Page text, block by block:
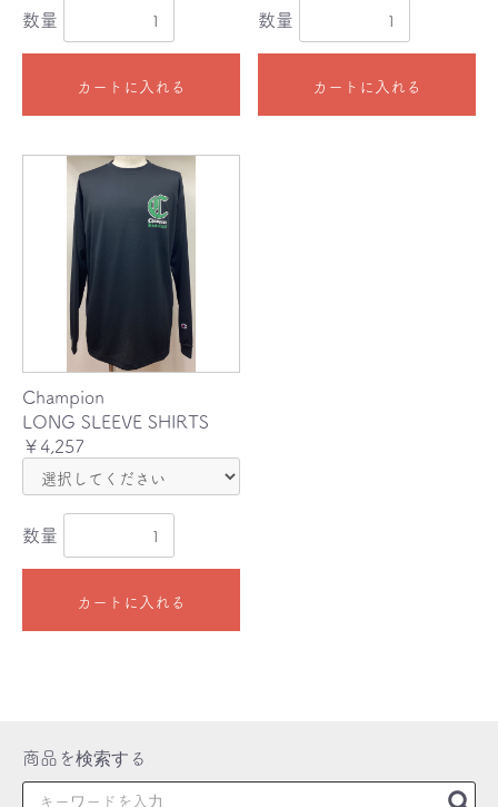
数量
カートに入れる
数量
カートに入れる
Champion
LONG SLEEVE SHIRTS
￥4,257
数量
カートに入れる